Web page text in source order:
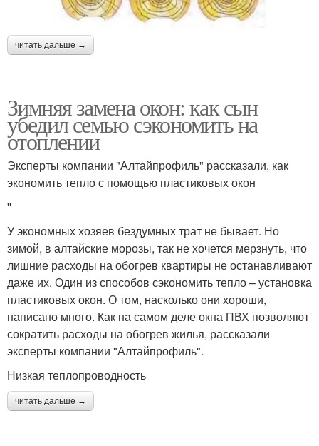
читать дальше →
Зимняя замена окон: как сын
убедил семью сэкономить на
отоплении
Эксперты компании "Алтайпрофиль" рассказали, как
экономить тепло с помощью пластиковых окон
''
У экономных хозяев бездумных трат не бывает. Но
зимой, в алтайские морозы, так не хочется мерзнуть, что
лишние расходы на обогрев квартиры не останавливают
даже их. Один из способов сэкономить тепло – установка
пластиковых окон. О том, насколько они хороши,
написано много. Как на самом деле окна ПВХ позволяют
сократить расходы на обогрев жилья, рассказали
эксперты компании "Алтайпрофиль".
Низкая теплопроводность
читать дальше →